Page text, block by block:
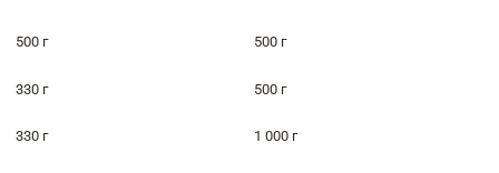
500 г 500 г
330 г 500 г
330 г 1 000 г